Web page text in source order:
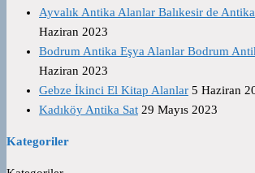
Ayvalık Antika Alanlar Balıkesir de Antika
Haziran 2023
Bodrum Antika Eşya Alanlar Bodrum
Haziran 2023
Gebze İkinci El Kitap Alanlar 5 Haziran
Kadıköy Antika Sat 29 Mayıs 2023
Kategoriler